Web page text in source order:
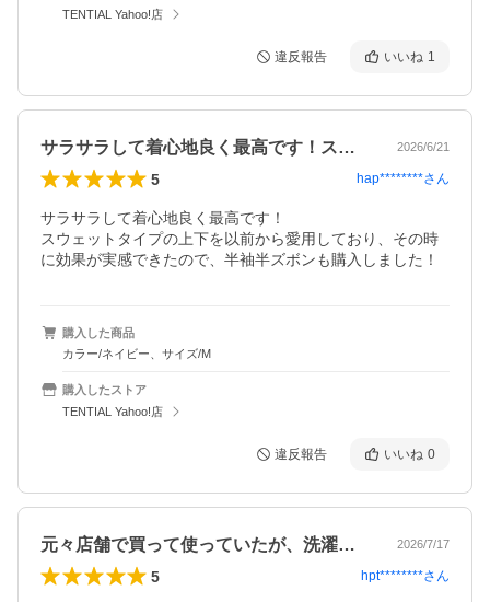
TENTIAL Yahoo!店
違反報告 いいね 1
サラサラして着心地良く最高です！スウェ… 2026/6/21
5 hap********さん
サラサラして着心地良く最高です！
スウェットタイプの上下を以前から愛用しており、その時
購入した商品
カラー/ネイビー、サイズ/M
購入したストア
TENTIAL Yahoo!店
違反報告 いいね 0
元々店舗で買って使っていたが、洗濯して… 2026/7/17
5 hpt********さん